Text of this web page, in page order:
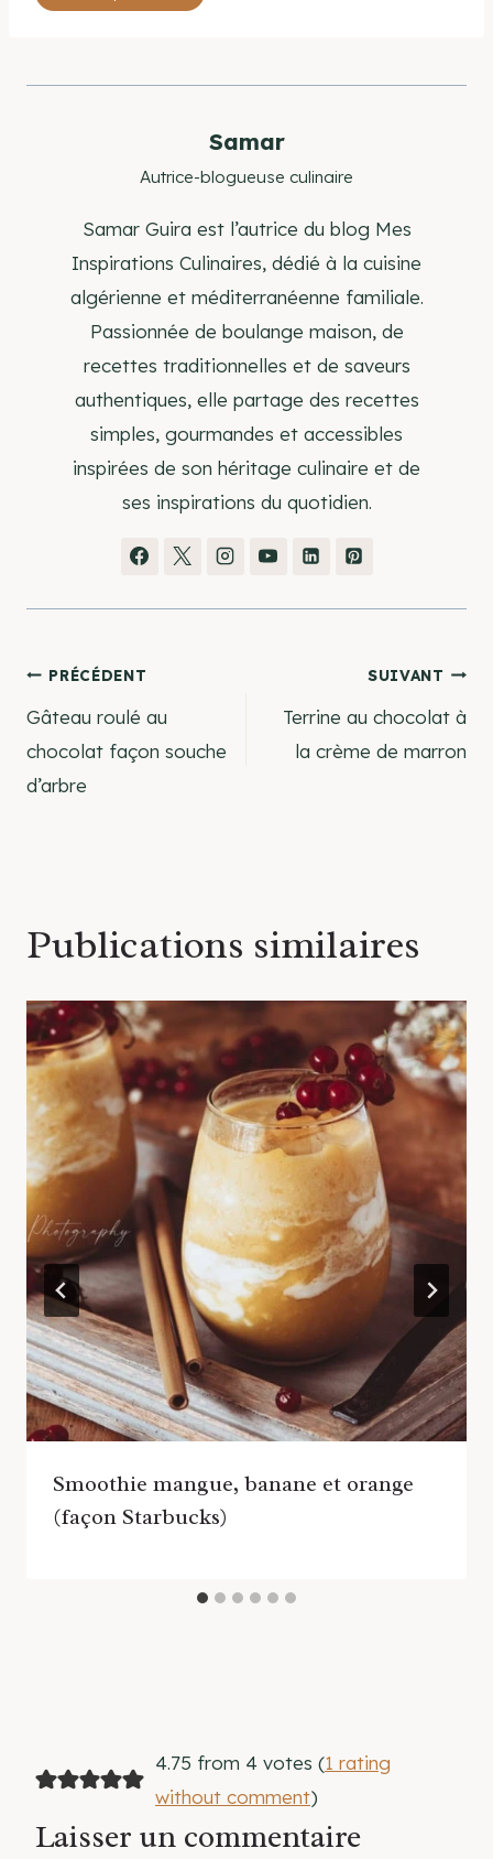
de
publication :
Samar
Autrice-blogueuse culinaire
Samar Guira est l’autrice du blog Mes
Inspirations Culinaires, dédié à la cuisine
algérienne et méditerranéenne familiale.
Passionnée de boulange maison, de
recettes traditionnelles et de saveurs
authentiques, elle partage des recettes
simples, gourmandes et accessibles
inspirées de son héritage culinaire et de
ses inspirations du quotidien.
Navigation
de
l’article
PRÉCÉDENT
Gâteau roulé au
chocolat façon souche
d’arbre
SUIVANT
Terrine au chocolat à
la crème de marron
Publications similaires
Smoothie mangue, banane et orange
(façon Starbucks)
4.75 from 4 votes (1 rating
without comment)
Laisser un commentaire